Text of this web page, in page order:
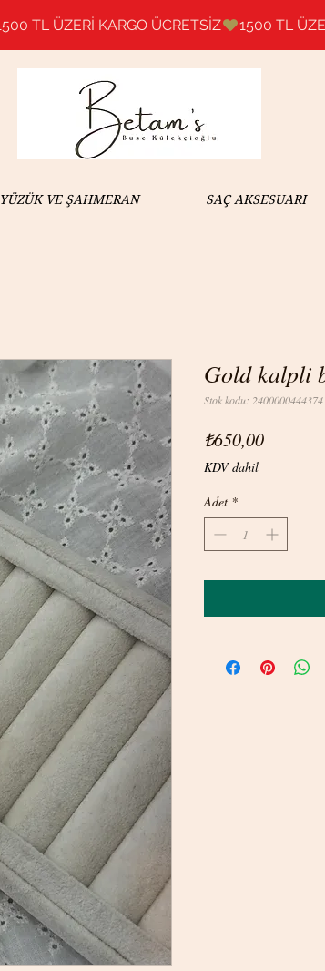
YÜZÜK VE ŞAHMERAN SAÇ AKSESUARI
Gold kalpli
Stok kodu: 2400000444374
₺650,00Fiyat
KDV dahil
Adet *